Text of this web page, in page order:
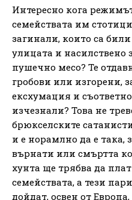
Интересно кога
семействата им
загинали, които са
улицата и насилствено
пушечно месо? Те
гробови или изгорени,
ексхумация и
изчезнали? Това не
брюкселските
и е норамлно да е така,
върнати или смъртта
хунта ще трябва да
семействата, а тези
дойдат, освен от